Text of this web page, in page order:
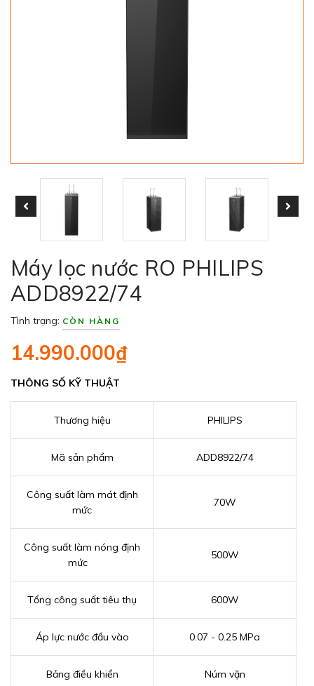
Máy lọc nước RO PHILIPS
ADD8922/74
Tình trạng: CÒN HÀNG
14.990.000₫
THÔNG SỐ KỸ THUẬT
Thương hiệu PHILIPS
Mã sản phẩm ADD8922/74
Công suất làm mát định
mức
70W
Công suất làm nóng định
mức
500W
Tổng công suất tiêu thụ 600W
Áp lực nước đầu vào 0.07 - 0.25 MPa
Bảng điều khiển Núm vặn